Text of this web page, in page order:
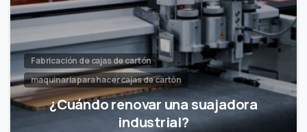
Fabricación de cajas de cartón
maquinaria para hacer cajas de cartón
¿Cuándo renovar una suajadora
industrial?